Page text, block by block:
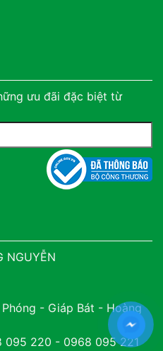
ưu đãi đặc biệt từ
NGUYỄN
- Giáp Bát - Hoàng
095 220 - 0968 095 221